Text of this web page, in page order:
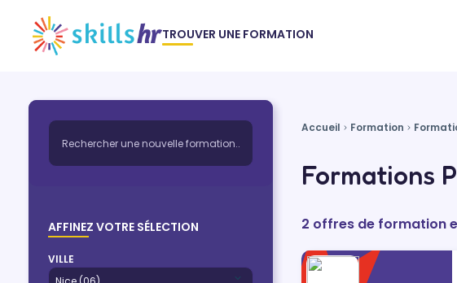
TROUVER UNE FORMATION
AFFINEZ VOTRE SÉLECTION
VILLE
Accueil Formation
Formations
2 offres de formation